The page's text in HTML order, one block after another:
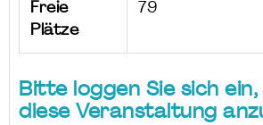
Freie
Plätze
79
Bitte loggen Sie sich
diese Veranstaltung